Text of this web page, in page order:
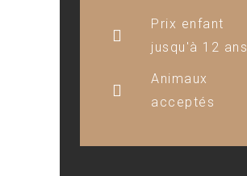
Prix enfant
jusqu'à 12 ans
Animaux
acceptés